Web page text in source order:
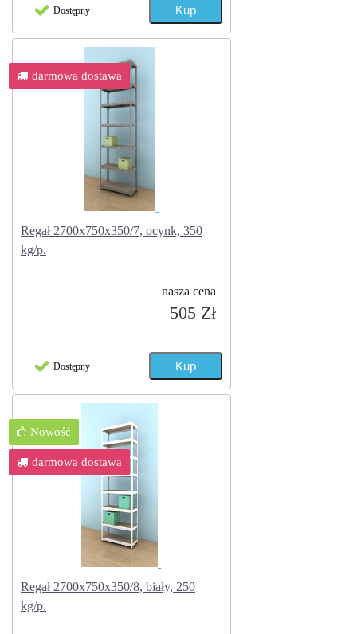
Dostępny
Regał 2700x750x350/7, ocynk, 350
kg/p.
nasza cena
505 Zł
Dostępny
darmowa dostawa
Regał 2700x750x350/8, biały, 250
kg/p.
Nowość
darmowa dostawa